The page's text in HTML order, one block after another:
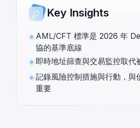
Key Insights
AML/CFT 標準是 2026 年
協的基準底線
即時地址篩查與交易監控取代
記錄風險控制措施與行動，與
重要